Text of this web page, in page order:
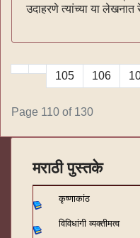
उदाहरणे त्यांच्या या
105 106
Page 110 of 130
मराठी पुस्तके
कृष्णाकांठ
विविधांगी व्यक्तीमत्व